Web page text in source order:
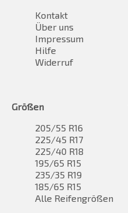
Kontakt
Über uns
Impressum
Hilfe
Widerruf
Größen
205/55 R16
225/45 R17
225/40 R18
195/65 R15
235/35 R19
185/65 R15
Alle Reifengrößen